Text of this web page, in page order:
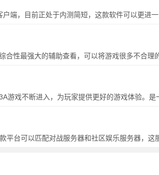
端，目前正处于内测简短，这款软件可以更进
性最强大的辅助查看，可以将游戏很多不合
游戏不断进入，为玩家提供更好的游戏体验。
台可以匹配对战服务器和社区娱乐服务器，